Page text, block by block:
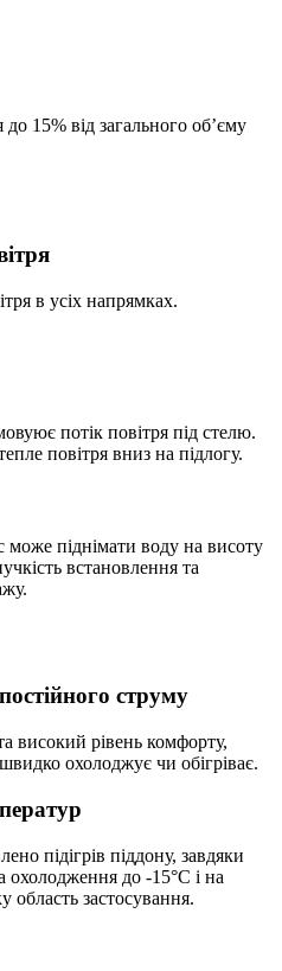
15% від загального об’єму
в усіх напрямках.
потік повітря під стелю.
повітря вниз на підлогу.
піднімати воду на висоту
встановлення та
струму
високий рівень комфорту,
охолоджує чи обігріває.
підігрів піддону, завдяки
охолодження до -15°С і на
область застосування.